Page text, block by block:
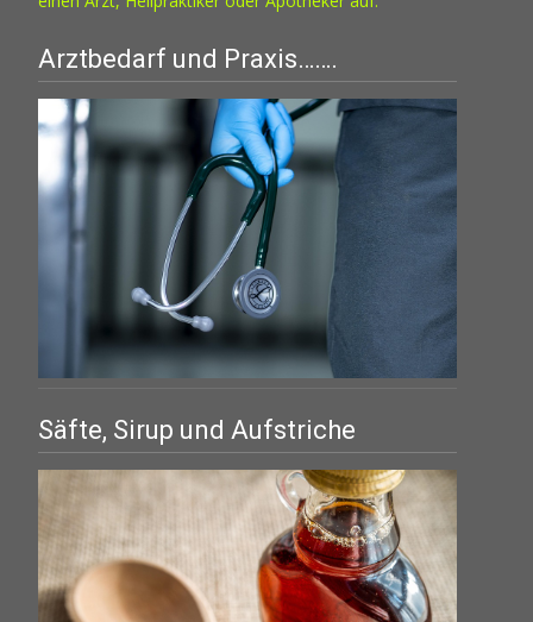
Arztbedarf und Praxis…….
Säfte, Sirup und Aufstriche